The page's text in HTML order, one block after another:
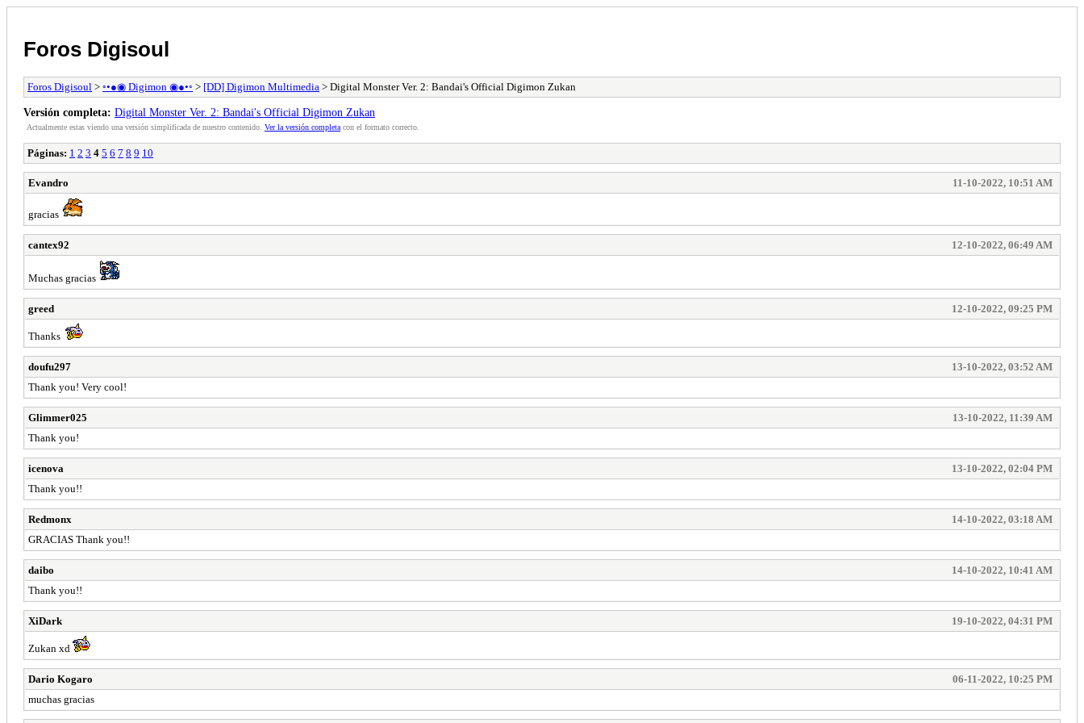
Foros Digisoul
Foros Digisoul > ◦•●◉ Digimon ◉●•◦ > [DD] Digimon Multimedia > Digital Monster Ver. 2: Bandai's Official Digimon Zukan
Versión completa: Digital Monster Ver. 2: Bandai's Official Digimon Zukan
Actualmente estas viendo una versión simplificada de nuestro contenido. Ver la versión completa con el formato correcto.
Páginas: 1 2 3 4 5 6 7 8 9 10
Evandro 11-10-2022, 10:51 AM
gracias
cantex92 12-10-2022, 06:49 AM
Muchas gracias
greed 12-10-2022, 09:25 PM
Thanks
doufu297
13-10-2022, 03:52 AM
Thank you! Very cool!
Glimmer025
13-10-2022, 11:39 AM
Thank you!
icenova
13-10-2022, 02:04 PM
Thank you!!
Redmonx
14-10-2022, 03:18 AM
GRACIAS Thank you!!
daibo
14-10-2022, 10:41 AM
Thank you!!
XiDark 19-10-2022, 04:31 PM
Zukan xd
Dario Kogaro
06-11-2022, 10:25 PM
muchas gracias